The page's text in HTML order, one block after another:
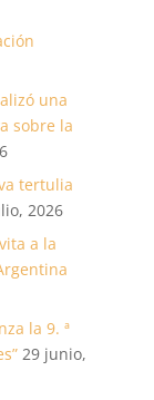
una
sobre la
tertulia
2026
a la
la 9. ª
29 junio,